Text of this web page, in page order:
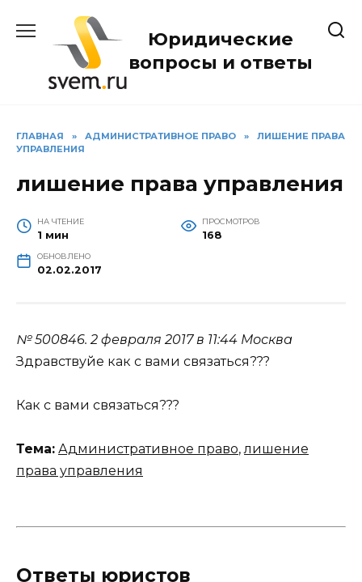
содержанию
Юридические
вопросы и ответы
ГЛАВНАЯ » АДМИНИСТРАТИВНОЕ ПРАВО »
ЛИШЕНИЕ ПРАВА
УПРАВЛЕНИЯ
лишение права управления
НА ЧТЕНИЕ
1 мин
ПРОСМОТРОВ
168
ОБНОВЛЕНО
02.02.2017
№ 500846. 2 февраля 2017 в 11:44 Москва
Здравствуйе как с вами связаться???
Как с вами связаться???
Тема: Административное право,лишение
права управления
Ответы юристов